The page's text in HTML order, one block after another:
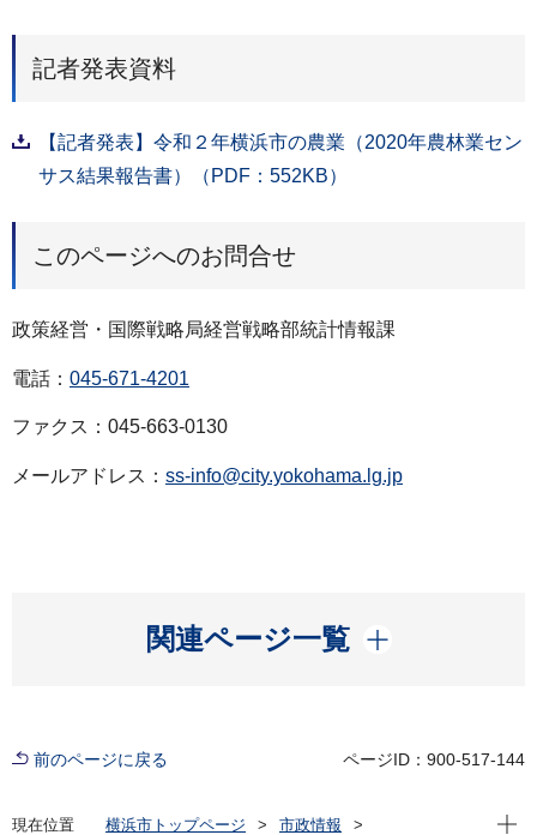
記者発表資料
【記者発表】令和２年横浜市の農業（2020年農林業セン
サス結果報告書）（PDF：552KB）
このページへのお問合せ
政策経営・国際戦略局経営戦略部統計情報課
電話： 045-671-4201
ファクス：045-663-0130
メールアドレス： ss-info@city.yokohama.lg.jp
関連ページ一覧
開く
前のページに戻る ページID：900-517-144
現在位置 横浜市トップページ
市政情報
現在